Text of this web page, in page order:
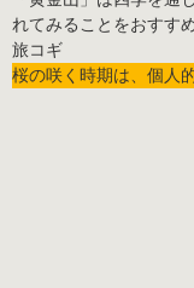
れてみることをおすす
桜の咲く時期は、個人